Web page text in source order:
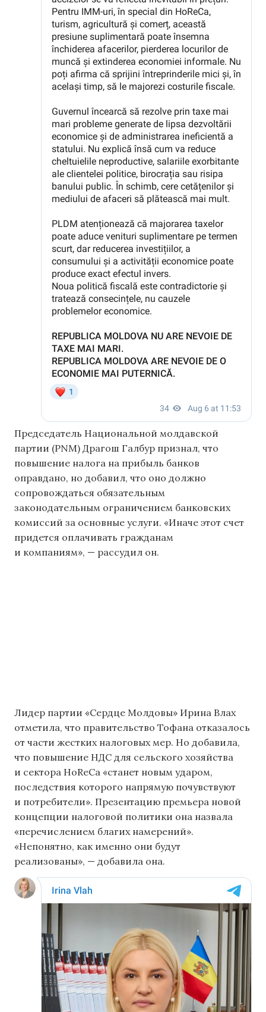
Председатель Национальной молдавской
партии (PNM) Драгош Галбур признал, что
повышение налога на прибыль банков
оправдано, но добавил, что оно должно
сопровождаться обязательным
законодательным ограничением банковских
комиссий за основные услуги. «Иначе этот счет
придется оплачивать гражданам
и компаниям», — рассудил он.
Лидер партии «Сердце Молдовы» Ирина Влах
отметила, что правительство Тофана отказалось
от части жестких налоговых мер. Но добавила,
что повышение НДС для сельского хозяйства
и сектора HoReCa «станет новым ударом,
последствия которого напрямую почувствуют
и потребители». Презентацию премьера новой
концепции налоговой политики она назвала
«перечислением благих намерений».
«Непонятно, как именно они будут
реализованы», — добавила она.